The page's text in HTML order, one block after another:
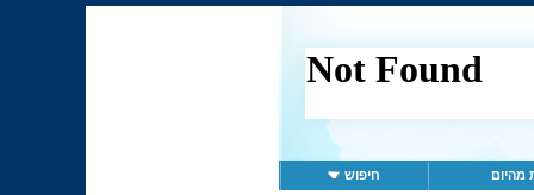
מהיום חיפוש